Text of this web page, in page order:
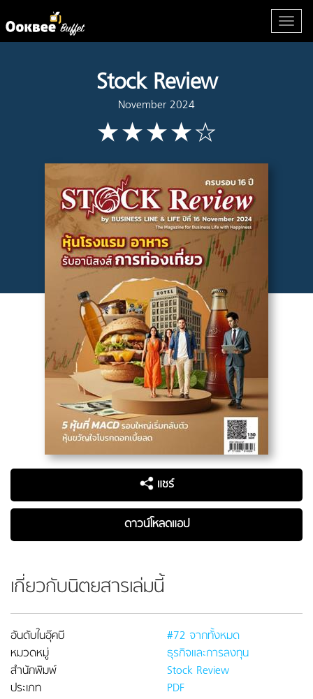
Stock Review
November 2024
แชร์
ดาวน์โหลดแอป
เกี่ยวกับนิตยสารเล่มนี้
อันดับในอุ๊คบี
#72 จากทั้งหมด
หมวดหมู่
ธุรกิจและการลงทุน
สำนักพิมพ์
Stock Review
ประเภท
PDF